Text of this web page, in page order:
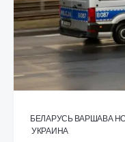
БЕЛАРУСЬ ВАРШАВА
УКРАИНА